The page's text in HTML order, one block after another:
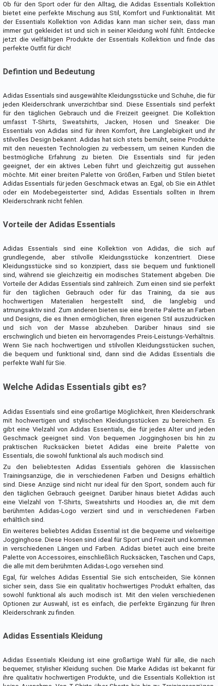
Ob für den Sport oder für den Alltag, die Adidas Essentials Kollektion
bietet eine perfekte Mischung aus Stil, Komfort und Funktionalität. Mit
der Essentials Kollektion von Adidas kann man sicher sein, dass man
immer gut gekleidet ist und sich in seiner Kleidung wohl fühlt. Entdecke
jetzt die vielfältigen Produkte der Essentials Kollektion und finde das
perfekte Outfit für dich!
Defintion und Bedeutung
Adidas Essentials sind ausgewählte Kleidungsstücke und Schuhe, die für
jeden Kleiderschrank unverzichtbar sind. Diese Essentials sind perfekt
für den täglichen Gebrauch und die Freizeit geeignet. Die Kollektion
umfasst T-Shirts, Sweatshirts, Jacken, Hosen und Sneaker. Die
Essentials von Adidas sind für ihren Komfort, ihre Langlebigkeit und ihr
stilvolles Design bekannt. Adidas hat sich stets bemüht, seine Produkte
mit den neuesten Technologien zu verbessern, um seinen Kunden die
bestmögliche Erfahrung zu bieten. Die Essentials sind für jeden
geeignet, der ein aktives Leben führt und gleichzeitig gut aussehen
möchte. Mit einer breiten Palette von Größen, Farben und Stilen bietet
Adidas Essentials für jeden Geschmack etwas an. Egal, ob Sie ein Athlet
oder ein Modebegeisterter sind, Adidas Essentials sollten in Ihrem
Kleiderschrank nicht fehlen.
Vorteile der Adidas Essentials
Adidas Essentials sind eine Kollektion von Adidas, die sich auf
grundlegende, aber stilvolle Kleidungsstücke konzentriert. Diese
Kleidungsstücke sind so konzipiert, dass sie bequem und funktionell
sind, während sie gleichzeitig ein modisches Statement abgeben. Die
Vorteile der Adidas Essentials sind zahlreich. Zum einen sind sie perfekt
für den täglichen Gebrauch oder für das Training, da sie aus
hochwertigen Materialien hergestellt sind, die langlebig und
atmungsaktiv sind. Zum anderen bieten sie eine breite Palette an Farben
und Designs, die es Ihnen ermöglichen, Ihren eigenen Stil auszudrücken
und sich von der Masse abzuheben. Darüber hinaus sind sie
erschwinglich und bieten ein hervorragendes Preis-Leistungs-Verhältnis.
Wenn Sie nach hochwertigen und stilvollen Kleidungsstücken suchen,
die bequem und funktional sind, dann sind die Adidas Essentials die
perfekte Wahl für Sie.
Welche Adidas Essentials gibt es?
Adidas Essentials sind eine großartige Möglichkeit, Ihren Kleiderschrank
mit hochwertigen und stylischen Kleidungsstücken zu bereichern. Es
gibt eine Vielzahl von Adidas Essentials, die für jedes Alter und jeden
Geschmack geeignet sind. Von bequemen Jogginghosen bis hin zu
praktischen Rucksäcken bietet Adidas eine breite Palette von
Essentials, die sowohl funktional als auch modisch sind.
Zu den beliebtesten Adidas Essentials gehören die klassischen
Trainingsanzüge, die in verschiedenen Farben und Designs erhältlich
sind. Diese Anzüge sind nicht nur ideal für den Sport, sondern auch für
den täglichen Gebrauch geeignet. Darüber hinaus bietet Adidas auch
eine Vielzahl von T-Shirts, Sweatshirts und Hoodies an, die mit dem
berühmten Adidas-Logo verziert sind und in verschiedenen Farben
erhältlich sind.
Ein weiteres beliebtes Adidas Essential ist die bequeme und vielseitige
Jogginghose. Diese Hosen sind ideal für Sport und Freizeit und kommen
in verschiedenen Längen und Farben. Adidas bietet auch eine breite
Palette von Accessoires, einschließlich Rucksäcken, Taschen und Caps,
die alle mit dem berühmten Adidas-Logo versehen sind.
Egal, für welches Adidas Essential Sie sich entscheiden, Sie können
sicher sein, dass Sie ein qualitativ hochwertiges Produkt erhalten, das
sowohl funktional als auch modisch ist. Mit den vielen verschiedenen
Optionen zur Auswahl, ist es einfach, die perfekte Ergänzung für Ihren
Kleiderschrank zu finden.
Adidas Essentials Kleidung
Adidas Essentials Kleidung ist eine großartige Wahl für alle, die nach
bequemer, stylisher Kleidung suchen. Die Marke Adidas ist bekannt für
ihre qualitativ hochwertigen Produkte, und die Essentials Kollektion ist